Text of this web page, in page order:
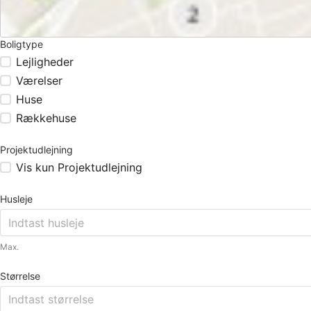
Boligtype
Lejligheder
Værelser
Huse
Rækkehuse
Projektudlejning
Vis kun Projektudlejning
Husleje
Max.
Størrelse